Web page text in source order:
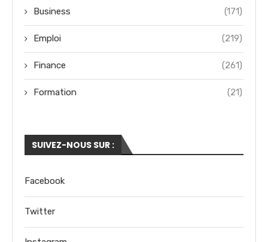
Business (171)
Emploi (219)
Finance (261)
Formation (21)
SUIVEZ-NOUS SUR :
Facebook
Twitter